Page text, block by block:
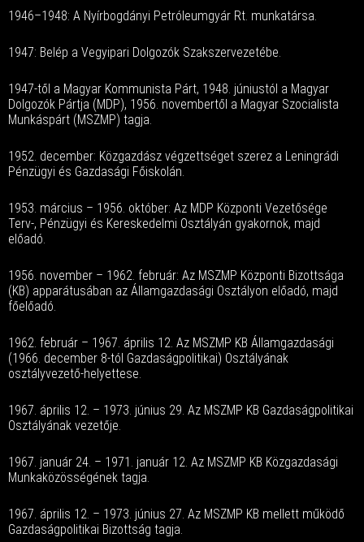
1946–1948: A Nyírbogdányi Petróleumgyár Rt. munkatársa.
1947: Belép a Vegyipari Dolgozók Szakszervezetébe.
1947-től a Magyar Kommunista Párt, 1948. júniustól a Magyar
Dolgozók Pártja (MDP), 1956. novembertől a Magyar Szocialista
Munkáspárt (MSZMP) tagja.
1952. december: Közgazdász végzettséget szerez a Leningrádi
Pénzügyi és Gazdasági Főiskolán.
1953. március – 1956. október: Az MDP Központi Vezetősége
Terv-, Pénzügyi és Kereskedelmi Osztályán gyakornok, majd
előadó.
1956. november – 1962. február: Az MSZMP Központi Bizottsága
(KB) apparátusában az Államgazdasági Osztályon előadó, majd
főelőadó.
1962. február – 1967. április 12. Az MSZMP KB Államgazdasági
(1966. december 8-tól Gazdaságpolitikai) Osztályának
osztályvezető-helyettese.
1967. április 12. – 1973. június 29. Az MSZMP KB Gazdaságpolitikai
Osztályának vezetője.
1967. január 24. – 1971. január 12. Az MSZMP KB Közgazdasági
Munkaközösségének tagja.
1967. április 12. – 1973. június 27. Az MSZMP KB mellett működő
Gazdaságpolitikai Bizottság tagja.